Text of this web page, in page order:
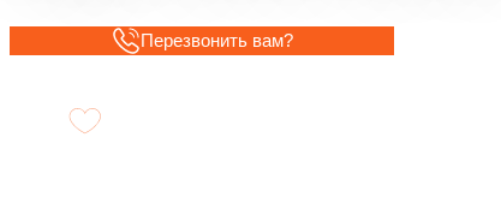
Перезвонить вам?